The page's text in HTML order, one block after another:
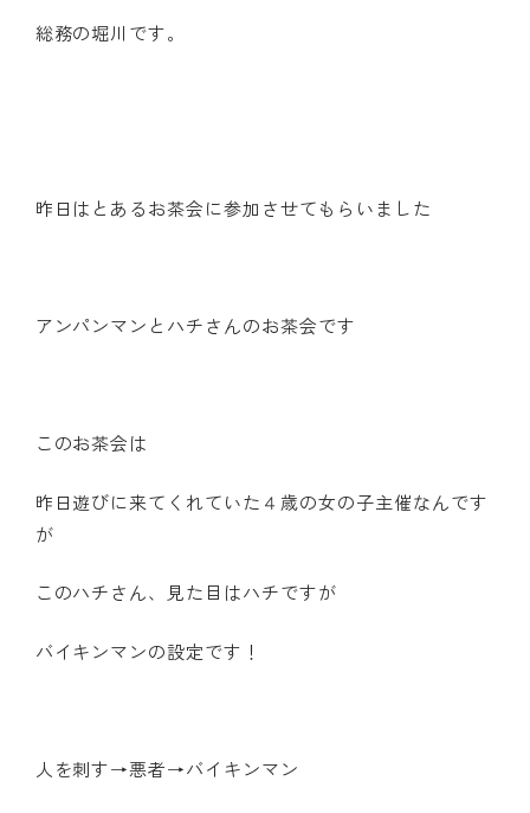
総務の堀川です。
昨日はとあるお茶会に参加させてもらいました
アンパンマンとハチさんのお茶会です
このお茶会は
昨日遊びに来てくれていた４歳の女の子主催なんです
が
このハチさん、見た目はハチですが
バイキンマンの設定です！
人を刺す→悪者→バイキンマン